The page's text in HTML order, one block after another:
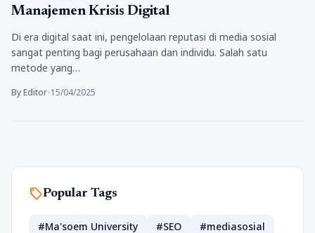
Manajemen Krisis Digital
Di era digital saat ini, pengelolaan reputasi di media sosial
sangat penting bagi perusahaan dan individu. Salah satu
metode yang…
By Editor•15/04/2025
sellPopular Tags
#Ma'soem University #SEO
#mediasosial